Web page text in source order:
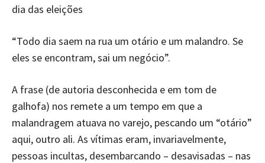
dia das eleições
“Todo dia saem na rua um otário e um malandro. Se
eles se encontram, sai um negócio”.
A frase (de autoria desconhecida e em tom de
galhofa) nos remete a um tempo em que a
malandragem atuava no varejo, pescando um “otário”
aqui, outro ali. As vítimas eram, invariavelmente,
pessoas incultas, desembarcando – desavisadas – nas